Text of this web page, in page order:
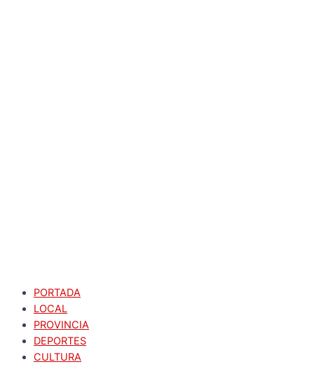
PORTADA
LOCAL
PROVINCIA
DEPORTES
CULTURA